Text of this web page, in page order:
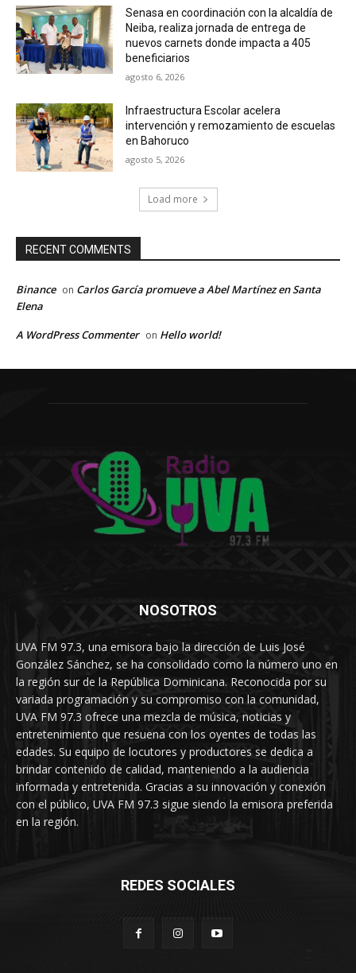
Senasa en coordinación con la alcaldía de
Neiba, realiza jornada de entrega de
nuevos carnets donde impacta a 405
beneficiarios
agosto 6, 2026
Infraestructura Escolar acelera
intervención y remozamiento de escuelas
en Bahoruco
agosto 5, 2026
Load more
RECENT COMMENTS
Binance on Carlos García promueve a Abel Martínez en Santa
Elena
A WordPress Commenter on Hello world!
NOSOTROS
UVA FM 97.3, una emisora bajo la dirección de Luis José
González Sánchez, se ha consolidado como la número uno en
la región sur de la República Dominicana. Reconocida por su
variada programación y su compromiso con la comunidad,
UVA FM 97.3 ofrece una mezcla de música, noticias y
entretenimiento que resuena con los oyentes de todas las
edades. Su equipo de locutores y productores se dedica a
brindar contenido de calidad, manteniendo a la audiencia
informada y entretenida. Gracias a su innovación y conexión
con el público, UVA FM 97.3 sigue siendo la emisora preferida
en la región.
REDES SOCIALES